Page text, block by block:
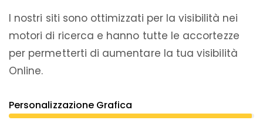
I nostri siti sono ottimizzati per la visibilità nei
motori di ricerca e hanno tutte le accortezze
per permetterti di aumentare la tua visibilità
Online.
Personalizzazione Grafica